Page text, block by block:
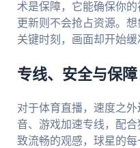
术是保障，它能确保你
更新则不会抢占资源。
关键时刻，画面却开始缓
专线、安全与保
对于体育直播，速度之
音、游戏加速专线，配
致流畅的观感，球星的